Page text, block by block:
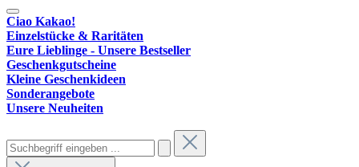
Ciao Kakao!
Einzelstücke & Raritäten
Eure Lieblinge - Unsere Bestseller
Geschenkgutscheine
Kleine Geschenkideen
Sonderangebote
Unsere Neuheiten